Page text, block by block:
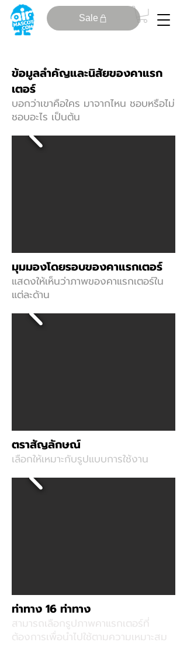
Sale
ข้อมูลลําคัญและนิสัยของคาแรก
เตอร์
บอกว่าเขาคือใคร มาจากไหน ชอบหรือไม่
ชอบอะไร เป็นต้น
มุมมองโดยรอบของคาแรกเตอร์
แสดงให้เห็นว่าภาพของคาแรกเตอร์ใน
แต่ละด้าน
ตราสัญลักษณ์
เลือกให้เหมาะกับรูปแบบการใช้งาน
ท่าทาง 16 ท่าทาง
สามารถเลือกรูปภาพคาแรกเตอร์ที่
ต้องการเพื่อนำไปใช้ตามความเหมาะสม